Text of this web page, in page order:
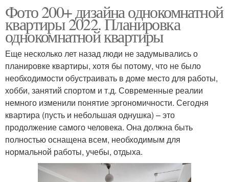
Фото 200+ дизайна однокомнатной
квартиры 2022. Планировка
однокомнатной квартиры
Еще несколько лет назад люди не задумывались о
планировке квартиры, хотя бы потому, что не было
необходимости обустраивать в доме место для работы,
хобби, занятий спортом и т.д. Современные реалии
немного изменили понятие эргономичности. Сегодня
квартира (пусть и небольшая однушка) – это
продолжение самого человека. Она должна быть
полностью оснащена всем, необходимым для
нормальной работы, учебы, отдыха.